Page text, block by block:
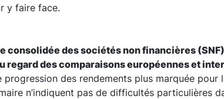
y faire face.
consolidée des sociétés non financières
regard des comparaisons européennes et
des rendements plus marquée pour
n’indiquent pas de difficultés particulières